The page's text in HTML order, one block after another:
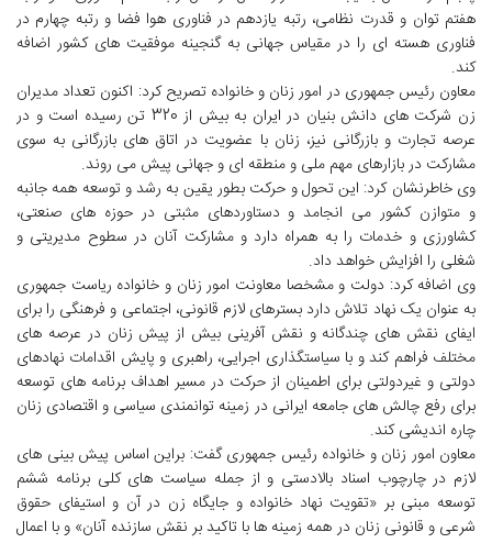
هفتم توان و قدرت نظامی، رتبه یازدهم در فناوری هوا فضا و رتبه چهارم در
فناوری هسته ای را در مقیاس جهانی به گنجینه موفقیت های کشور اضافه
کند.
معاون رئیس جمهوری در امور زنان و خانواده تصریح کرد: اکنون تعداد مدیران
زن شرکت های دانش بنیان در ایران به بیش از 320 تن رسیده است و در
عرصه تجارت و بازرگانی نیز، زنان با عضویت در اتاق های بازرگانی به سوی
مشارکت در بازارهای مهم ملی و منطقه ای و جهانی پیش می روند.
وی خاطرنشان کرد: این تحول و حرکت بطور یقین به رشد و توسعه همه جانبه
و متوازن کشور می انجامد و دستاوردهای مثبتی در حوزه های صنعتی،
کشاورزی و خدمات را به همراه دارد و مشارکت آنان در سطوح مدیریتی و
شغلی را افزایش خواهد داد.
وی اضافه کرد: دولت و مشخصا معاونت امور زنان و خانواده ریاست جمهوری
به عنوان یک نهاد تلاش دارد بسترهای لازم قانونی، اجتماعی و فرهنگی را برای
ایفای نقش های چندگانه و نقش آفرینی بیش از پیش زنان در عرصه های
مختلف فراهم کند و با سیاستگذاری اجرایی، راهبری و پایش اقدامات نهادهای
دولتی و غیردولتی برای اطمینان از حرکت در مسیر اهداف برنامه های توسعه
برای رفع چالش های جامعه ایرانی در زمینه توانمندی سیاسی و اقتصادی زنان
چاره اندیشی کند.
معاون امور زنان و خانواده رئیس جمهوری گفت: براین اساس پیش بینی های
لازم در چارچوب اسناد بالادستی و از جمله سیاست های کلی برنامه ششم
توسعه مبنی بر «تقویت نهاد خانواده و جایگاه زن در آن و استیفای حقوق
شرعی و قانونی زنان در همه زمینه ها با تاکید بر نقش سازنده آنان» و با اعمال